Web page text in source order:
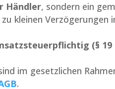
Händler, sondern ein
kleinen
(§ 19
im gesetzlichen
.